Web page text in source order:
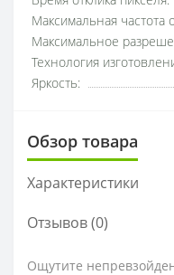
Максимальная частота
Максимальное
Технология
Яркость:
Обзор товара
Характеристики
Отзывов (0)
Ощутите